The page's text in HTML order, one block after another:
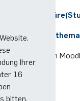
Infobroschüre
für
sind im
Ihrer
16
bitten.